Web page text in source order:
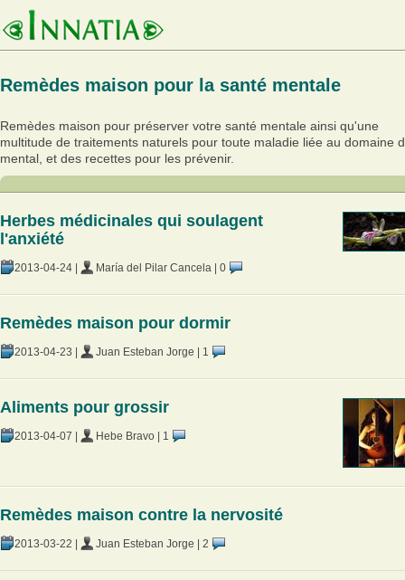
Remèdes maison pour la santé mentale
Remèdes maison pour préserver votre santé mentale ainsi qu'une
multitude de traitements naturels pour toute maladie liée au domaine
mental, et des recettes pour les prévenir.
Herbes médicinales qui soulagent
l'anxiété
2013-04-24 María del Pilar Cancela 0
Remèdes maison pour dormir
2013-04-23 Juan Esteban Jorge 1
Aliments pour grossir
2013-04-07 Hebe Bravo 1
Remèdes maison contre la nervosité
2013-03-22 Juan Esteban Jorge 2